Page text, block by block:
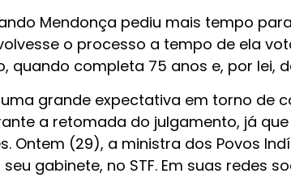
Mendonça pediu mais tempo
o processo a tempo de ela
quando completa 75 anos e, por lei,
uma grande expectativa em torno de
a retomada do julgamento, já
Ontem (29), a ministra dos Povos
seu gabinete, no STF. Em suas redes